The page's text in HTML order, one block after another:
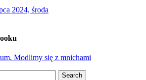
2024, środa
Modlimy się z mnichami
Search